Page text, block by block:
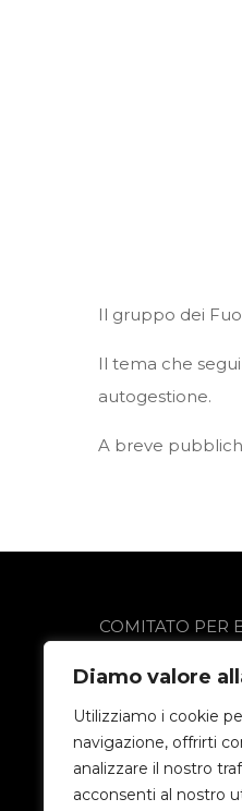
Diamo valore
Utilizziamo i cookie
navigazione, offrirti
analizzare il nostro
acconsenti al nostro
Il gruppo dei
Il tema che
autogestione.
A breve
COMITATO PER
24021 Albino
Privacy Policy